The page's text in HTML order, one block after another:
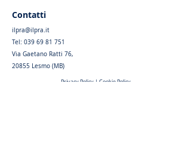
Contatti
ilpra@ilpra.it
Tel: 039 69 81 751
Via Gaetano Ratti 76,
20855 Lesmo (MB)
Privacy Policy | Cookie Policy